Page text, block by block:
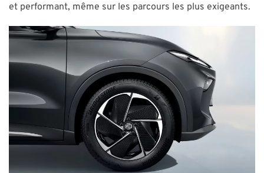
et performant, même sur les parcours les plus exigeants.